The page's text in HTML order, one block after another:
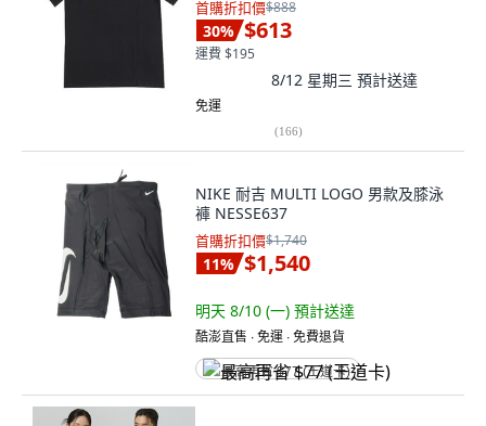
首購折扣價$888
30% $613
運費 $195
8/12 星期三 預計送達
免運
(166)
NIKE 耐吉 MULTI LOGO 男款及膝泳
褲 NESSE637
首購折扣價$1,740
11% $1,540
明天 8/10 (一) 預計送達
酷澎直售 ∙ 免運 ∙ 免費退貨
最高再省 $77 (王道卡)